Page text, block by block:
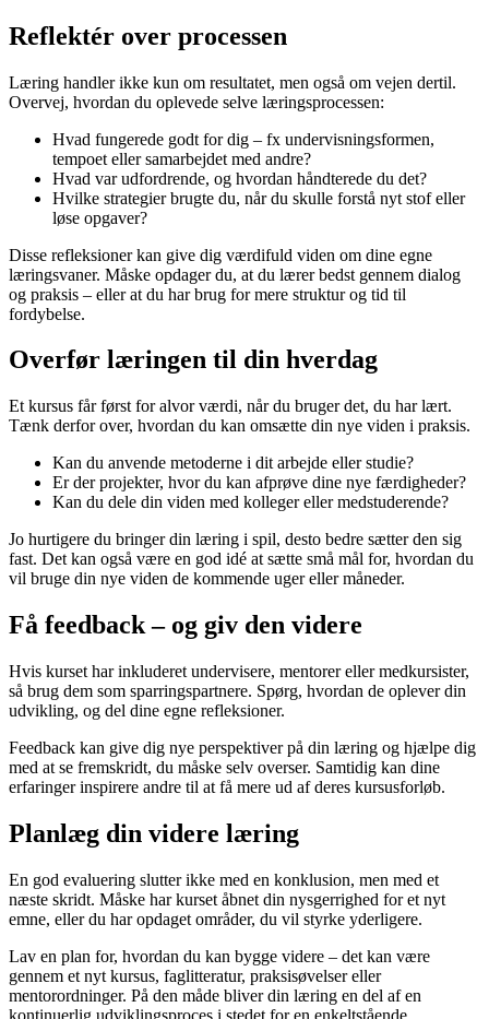
Reflektér over processen
Læring handler ikke kun om resultatet, men også om vejen dertil.
Overvej, hvordan du oplevede selve læringsprocessen:
Hvad fungerede godt for dig – fx undervisningsformen,
tempoet eller samarbejdet med andre?
Hvad var udfordrende, og hvordan håndterede du det?
Hvilke strategier brugte du, når du skulle forstå nyt stof eller
løse opgaver?
Disse refleksioner kan give dig værdifuld viden om dine egne
læringsvaner. Måske opdager du, at du lærer bedst gennem dialog
og praksis – eller at du har brug for mere struktur og tid til
fordybelse.
Overfør læringen til din hverdag
Et kursus får først for alvor værdi, når du bruger det, du har lært.
Tænk derfor over, hvordan du kan omsætte din nye viden i praksis.
Kan du anvende metoderne i dit arbejde eller studie?
Er der projekter, hvor du kan afprøve dine nye færdigheder?
Kan du dele din viden med kolleger eller medstuderende?
Jo hurtigere du bringer din læring i spil, desto bedre sætter den sig
fast. Det kan også være en god idé at sætte små mål for, hvordan du
vil bruge din nye viden de kommende uger eller måneder.
Få feedback – og giv den videre
Hvis kurset har inkluderet undervisere, mentorer eller medkursister,
så brug dem som sparringspartnere. Spørg, hvordan de oplever din
udvikling, og del dine egne refleksioner.
Feedback kan give dig nye perspektiver på din læring og hjælpe dig
med at se fremskridt, du måske selv overser. Samtidig kan dine
erfaringer inspirere andre til at få mere ud af deres kursusforløb.
Planlæg din videre læring
En god evaluering slutter ikke med en konklusion, men med et
næste skridt. Måske har kurset åbnet din nysgerrighed for et nyt
emne, eller du har opdaget områder, du vil styrke yderligere.
Lav en plan for, hvordan du kan bygge videre – det kan være
gennem et nyt kursus, faglitteratur, praksisøvelser eller
mentorordninger. På den måde bliver din læring en del af en
kontinuerlig udviklingsproces i stedet for en enkeltstående